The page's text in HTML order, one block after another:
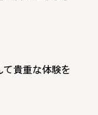
貴重な体験を